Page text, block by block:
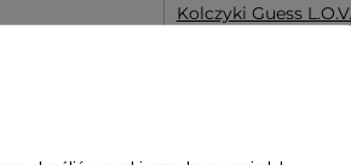
Kolczyki Guess
JUBE05465JWYGT/